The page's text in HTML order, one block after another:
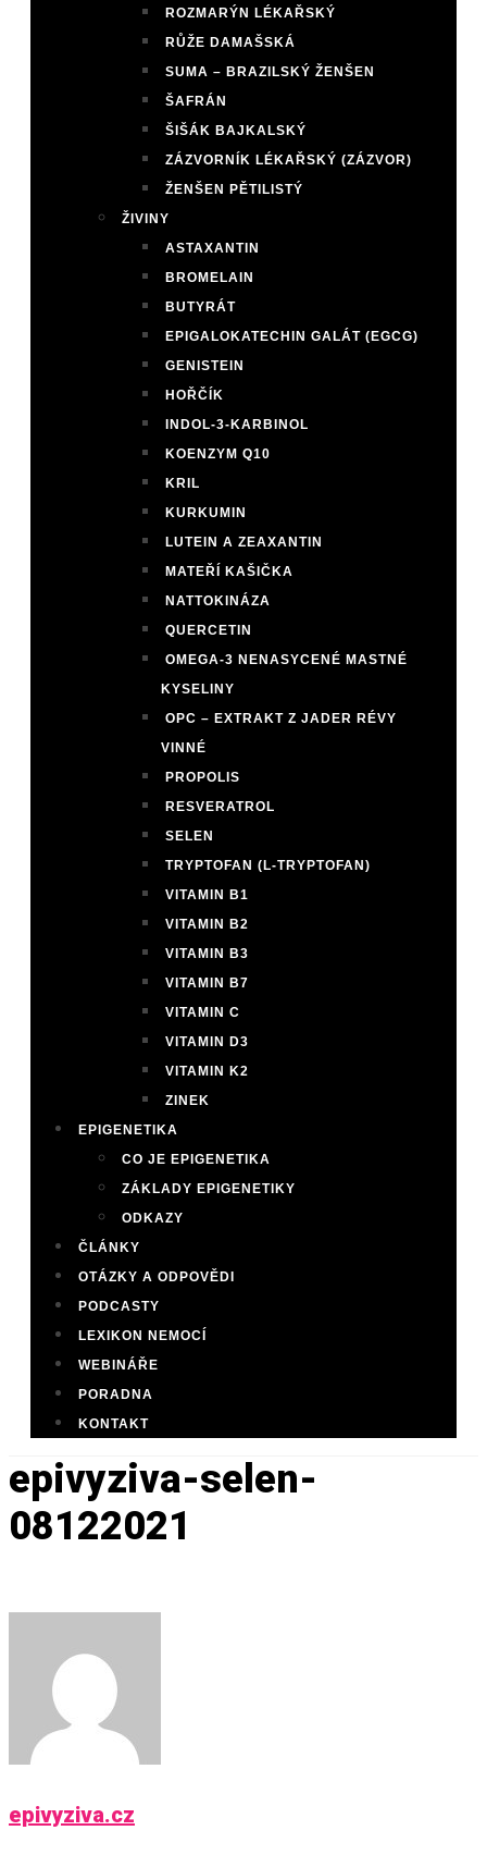
ROZMARÝN LÉKAŘSKÝ
RŮŽE DAMAŠSKÁ
SUMA – BRAZILSKÝ ŽENŠEN
ŠAFRÁN
ŠIŠÁK BAJKALSKÝ
ZÁZVORNÍK LÉKAŘSKÝ (ZÁZVOR)
ŽENŠEN PĚTILISTÝ
ŽIVINY
ASTAXANTIN
BROMELAIN
BUTYRÁT
EPIGALOKATECHIN GALÁT (EGCG)
GENISTEIN
HOŘČÍK
INDOL-3-KARBINOL
KOENZYM Q10
KRIL
KURKUMIN
LUTEIN A ZEAXANTIN
MATEŘÍ KAŠIČKA
NATTOKINÁZA
QUERCETIN
OMEGA-3 NENASYCENÉ MASTNÉ
KYSELINY
OPC – EXTRAKT Z JADER RÉVY
VINNÉ
PROPOLIS
RESVERATROL
SELEN
TRYPTOFAN (L-TRYPTOFAN)
VITAMIN B1
VITAMIN B2
VITAMIN B3
VITAMIN B7
VITAMIN C
VITAMIN D3
VITAMIN K2
ZINEK
EPIGENETIKA
CO JE EPIGENETIKA
ZÁKLADY EPIGENETIKY
ODKAZY
ČLÁNKY
OTÁZKY A ODPOVĚDI
PODCASTY
LEXIKON NEMOCÍ
WEBINÁŘE
PORADNA
KONTAKT
epivyziva-selen-
08122021
epivyziva.cz